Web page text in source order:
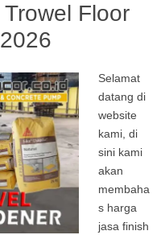
Floor
Selamat
datang di
website
kami, di
sini kami
akan
membaha
s harga
jasa finish